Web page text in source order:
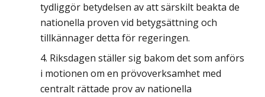
tydliggör betydelsen av att särskilt beakta de
nationella proven vid betygsättning och
tillkännager detta för regeringen.
Riksdagen ställer sig bakom det som anförs
i motionen om en prövoverksamhet med
centralt rättade prov av nationella